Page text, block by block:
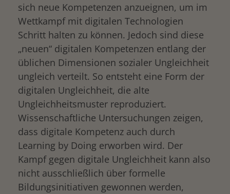
sich neue Kompetenzen anzueignen, um im
Wettkampf mit digitalen Technologien
Schritt halten zu können. Jedoch sind diese
„neuen“ digitalen Kompetenzen entlang der
üblichen Dimensionen sozialer Ungleichheit
ungleich verteilt. So entsteht eine Form der
digitalen Ungleichheit, die alte
Ungleichheitsmuster reproduziert.
Wissenschaftliche Untersuchungen zeigen,
dass digitale Kompetenz auch durch
Learning by Doing erworben wird. Der
Kampf gegen digitale Ungleichheit kann also
nicht ausschließlich über formelle
Bildungsinitiativen gewonnen werden,